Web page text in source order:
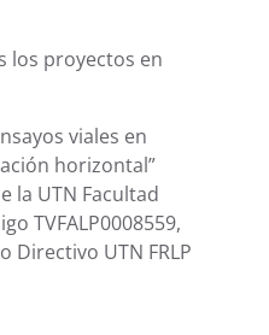
los proyectos en
viales en
horizontal”
la UTN Facultad
TVFALP0008559,
Directivo UTN FRLP